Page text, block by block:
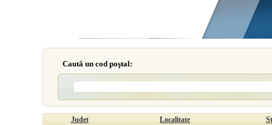
Caută un cod poştal:
Judet Localitate